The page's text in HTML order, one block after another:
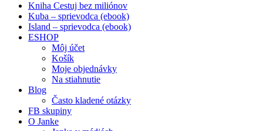
Kniha Cestuj bez miliónov
Kuba – sprievodca (ebook)
Island – sprievodca (ebook)
ESHOP
Môj účet
Košík
Moje objednávky
Na stiahnutie
Blog
Často kladené otázky
FB skupiny
O Janke